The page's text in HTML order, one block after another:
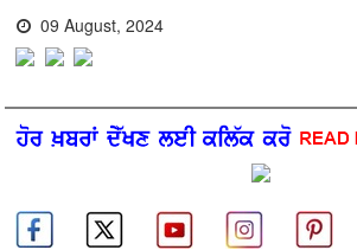
09 August, 2024